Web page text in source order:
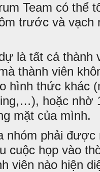
Team có thể
trước và vạch
là tất cả thành
thành viên
hình thức khác
hoặc nhờ
mặt của mình.
nhóm phải được
cuộc họp vào
viên nào hiện